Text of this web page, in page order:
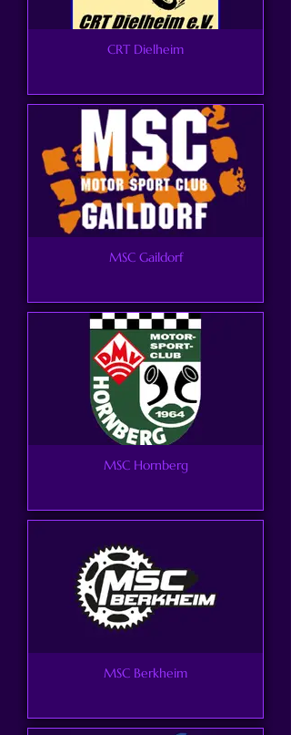
CRT Dielheim
MSC Gaildorf
MSC Hornberg
MSC Berkheim